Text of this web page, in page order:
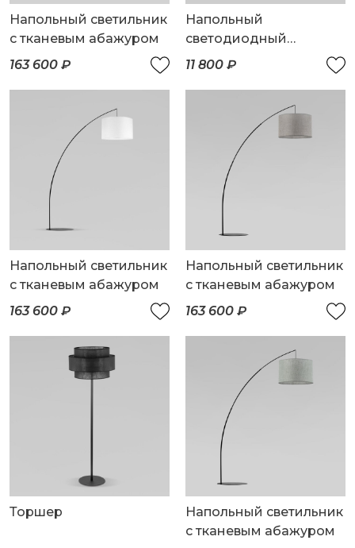
Напольный светильник
с тканевым абажуром
163 600 ₽
Напольный
светодиодный
светильник
11 800 ₽
Напольный светильник
с тканевым абажуром
163 600 ₽
Напольный светильник
с тканевым абажуром
163 600 ₽
Торшер
Напольный светильник
с тканевым абажуром